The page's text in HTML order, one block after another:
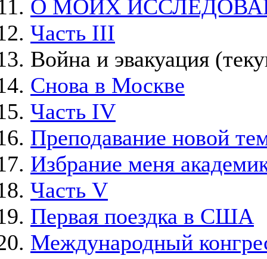
О МОИХ
Часть III
Война и эвакуация
Снова в Москве
Часть IV
Преподавание новой
Избрание меня
Часть V
Первая поездка в США
Международный